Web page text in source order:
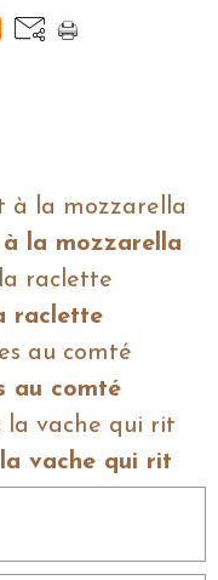
la mozzarella
raclette
au comté
vache qui rit